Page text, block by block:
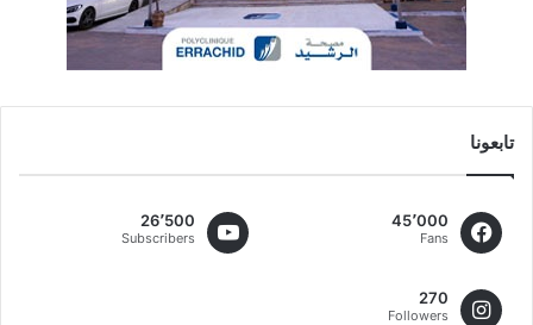
تابعونا
45٬000
Fans
26٬500
Subscribers
270
Followers